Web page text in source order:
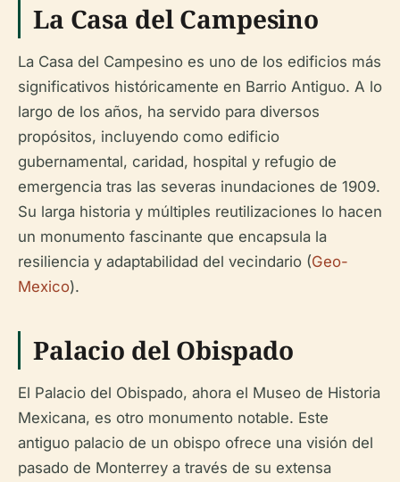
La Casa del Campesino
La Casa del Campesino es uno de los edificios más
significativos históricamente en Barrio Antiguo. A lo
largo de los años, ha servido para diversos
propósitos, incluyendo como edificio
gubernamental, caridad, hospital y refugio de
emergencia tras las severas inundaciones de 1909.
Su larga historia y múltiples reutilizaciones lo hacen
un monumento fascinante que encapsula la
resiliencia y adaptabilidad del vecindario (Geo-
Mexico).
Palacio del Obispado
El Palacio del Obispado, ahora el Museo de Historia
Mexicana, es otro monumento notable. Este
antiguo palacio de un obispo ofrece una visión del
pasado de Monterrey a través de su extensa